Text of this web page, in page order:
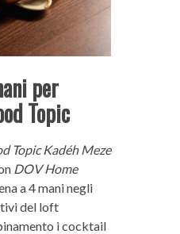
per
Topic
Topic Kadéh Meze
DOV Home
a 4 mani negli
del loft
i cocktail